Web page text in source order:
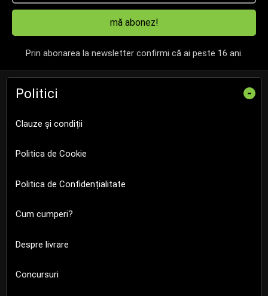
mă abonez!
Prin abonarea la newsletter confirmi că ai peste 16 ani.
Politici -
Clauze și condiții
Politica de Cookie
Politica de Confidențialitate
Cum cumperi?
Despre livrare
Concursuri